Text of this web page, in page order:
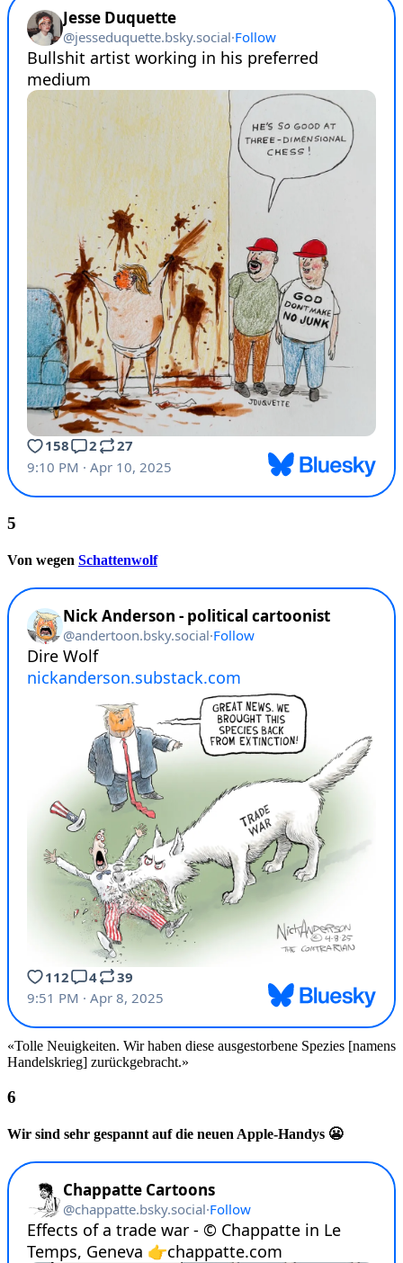
Von wegen Schattenwolf
«Tolle Neuigkeiten. Wir haben diese ausgestorbene Spezies [namens
Handelskrieg] zurückgebracht.»
Wir sind sehr gespannt auf die neuen Apple-Handys 😬